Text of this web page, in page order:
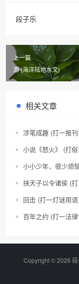
段子乐
上一篇
源 (海洋陆地水文)
相关文章
涉笔成趣 (打一报
小说《怒火》 (打
小小少年，很少烦
挟天子以令诸侯 (
回击 (打一灯谜用
百年之约 (打一法
Copyright © 2026